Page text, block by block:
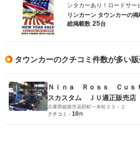
ンタカーあり！ロードサー
リンカーン タウンカーの掲
総掲載数 25台
タウンカーのクチコミ件数が多い
Ｎｉｎａ Ｒｏｓｓ Ｃｕｓ
スカスタム ＪＵ適正販売店
兵庫県姫路市花田町一本松２３－２
クチコミ： 10件